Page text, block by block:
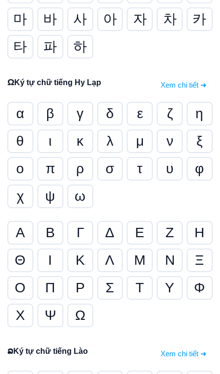
마
바 사 아 자 차
카
타
파 하
ΩKý tự chữ tiếng Hy Lạp Xem chi tiết ➜
α β γ δ ε ζ
η
θ
ι κ λ μ ν
ξ
ο
π ρ σ τ υ
φ
χ
ψ ω
Α Β Γ Δ Ε Ζ
Η
Θ
Ι Κ Λ Μ Ν
Ξ
Ο
Π Ρ Σ Τ Υ
Φ
Χ
Ψ Ω
ລKý tự chữ tiếng Lào Xem chi tiết ➜